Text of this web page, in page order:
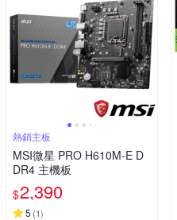
熱銷主板
MSI微星 PRO H610M-E D
DR4 主機板
$2,390
5 (1)